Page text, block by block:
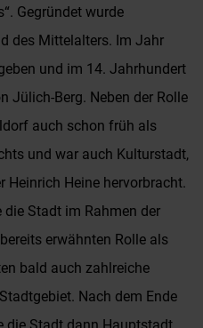
Gegründet wurde
des Mittelalters. Im Jahr
und im 14. Jahrhundert
Jülich-Berg. Neben der Rolle
auch schon früh als
und war auch Kulturstadt,
Heinrich Heine hervorbracht.
Stadt im Rahmen der
erwähnten Rolle als
bald auch zahlreiche
Nach dem Ende